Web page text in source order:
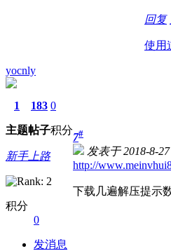
回复
使用
yocnly
1
主题
183
帖子
0
积分
新手上路
积分
0
发消息
7#
发表于 2018-8-
http://
下载几遍解压提示